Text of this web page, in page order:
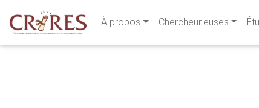
À propos Chercheur·euses